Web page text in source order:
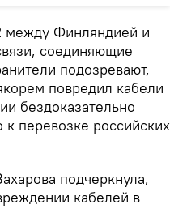
между Финляндией и
соединяющие
подозревают,
повредил кабели
бездоказательно
к перевозке российских
подчеркнула,
кабелей в